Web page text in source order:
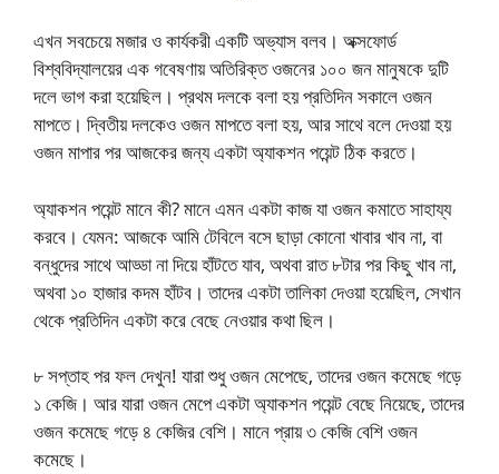
এখন সবচেয়ে মজার ও কার্যকরী একটি অভ্যাস বলব। অক্সফোর্ড
বিশ্ববিদ্যালয়ের এক গবেষণায় অতিরিক্ত ওজনের ১০০ জন মানুষকে দুটি
দলে ভাগ করা হয়েছিল। প্রথম দলকে বলা হয় প্রতিদিন সকালে ওজন
মাপতে। দ্বিতীয় দলকেও ওজন মাপতে বলা হয়, আর সাথে বলে দেওয়া হয়
ওজন মাপার পর আজকের জন্য একটা অ্যাকশন পয়েন্ট ঠিক করতে।
অ্যাকশন পয়েন্ট মানে কী? মানে এমন একটা কাজ যা ওজন কমাতে সাহায্য
করবে। যেমন: আজকে আমি টেবিলে বসে ছাড়া কোনো খাবার খাব না, বা
বন্ধুদের সাথে আড্ডা না দিয়ে হাঁটতে যাব, অথবা রাত ৮টার পর কিছু খাব না,
অথবা ১০ হাজার কদম হাঁটব। তাদের একটা তালিকা দেওয়া হয়েছিল, সেখান
থেকে প্রতিদিন একটা করে বেছে নেওয়ার কথা ছিল।
৮ সপ্তাহ পর ফল দেখুন! যারা শুধু ওজন মেপেছে, তাদের ওজন কমেছে গড়ে
১ কেজি। আর যারা ওজন মেপে একটা অ্যাকশন পয়েন্ট বেছে নিয়েছে, তাদের
ওজন কমেছে গড়ে ৪ কেজির বেশি। মানে প্রায় ৩ কেজি বেশি ওজন
কমেছে।